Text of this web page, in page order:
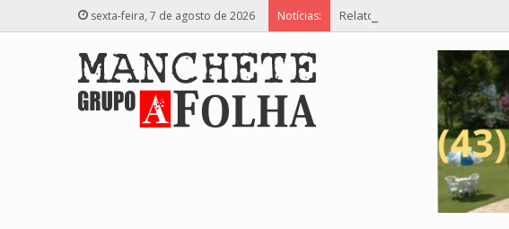
sexta-feira, 7 de agosto de 2026 Notícias: Relator deseja saber se a